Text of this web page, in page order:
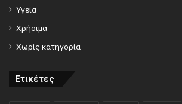
Υγεία
Χρήσιμα
Χωρίς κατηγορία
Ετικέτες